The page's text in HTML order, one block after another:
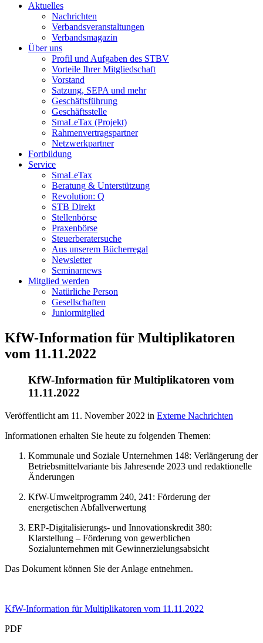
Aktuelles
Nachrichten
Verbandsveranstaltungen
Verbandsmagazin
Über uns
Profil und Aufgaben des STBV
Vorteile Ihrer Mitgliedschaft
Vorstand
Satzung, SEPA und mehr
Geschäftsführung
Geschäftsstelle
SmaLeTax (Projekt)
Rahmenvertragspartner
Netzwerkpartner
Fortbildung
Service
SmaLeTax
Beratung & Unterstützung
Revolution: Q
STB Direkt
Stellenbörse
Praxenbörse
Steuerberatersuche
Aus unserem Bücherregal
Newsletter
Seminarnews
Mitglied werden
Natürliche Person
Gesellschaften
Juniormitglied
KfW-Information für Multiplikatoren
vom 11.11.2022
KfW-Information für Multiplikatoren vom
11.11.2022
Veröffentlicht am 11. November 2022 in Externe Nachrichten
Informationen erhalten Sie heute zu folgenden Themen:
Kommunale und Soziale Unternehmen 148: Verlängerung der
Betriebsmittelvariante bis Jahresende 2023 und redaktionelle
Änderungen
KfW-Umweltprogramm 240, 241: Förderung der
energetischen Abfallverwertung
ERP-Digitalisierungs- und Innovationskredit 380:
Klarstellung – Förderung von gewerblichen
Sozialunternehmen mit Gewinnerzielungsabsicht
Das Dokument können Sie der Anlage entnehmen.
KfW-Information für Multiplikatoren vom 11.11.2022
PDF